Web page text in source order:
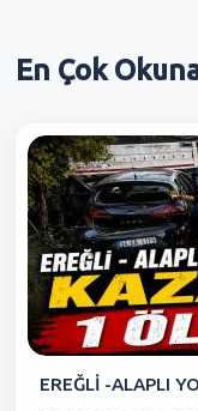
En Çok
EREĞLİ -ALAPLI